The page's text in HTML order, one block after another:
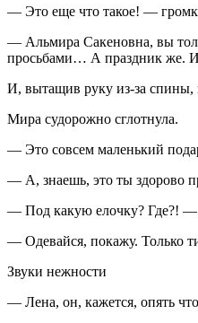
— Это еще что такое! —
— Альмира Сакеновна, вы
просьбами… А праздник же. И
И, вытащив руку из-за спины,
Мира судорожно сглотнула.
— Это совсем маленький
— А, знаешь, это ты здорово
— Под какую елочку? Где?!
— Одевайся, покажу. Только
Звуки нежности
— Лена, он, кажется, опять